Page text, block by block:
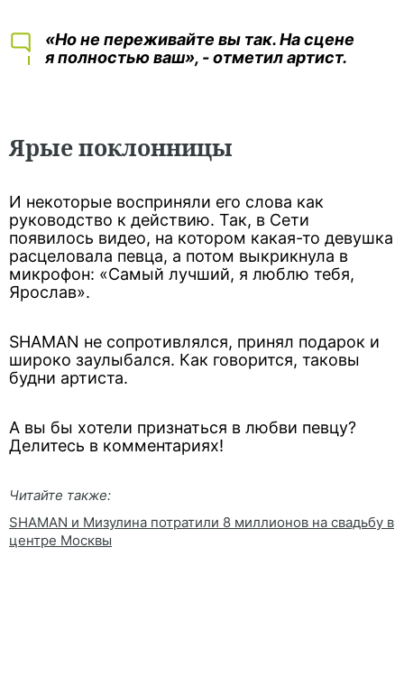
«Но не переживайте вы так. На сцене
я полностью ваш», - отметил артист.
Ярые поклонницы
И некоторые восприняли его слова как
руководство к действию. Так, в Сети
появилось видео, на котором какая-то девушка
расцеловала певца, а потом выкрикнула в
микрофон: «Самый лучший, я люблю тебя,
Ярослав».
SHAMAN не сопротивлялся, принял подарок и
широко заулыбался. Как говорится, таковы
будни артиста.
А вы бы хотели признаться в любви певцу?
Делитесь в комментариях!
Читайте также:
SHAMAN и Мизулина потратили 8 миллионов на свадьбу в
центре Москвы